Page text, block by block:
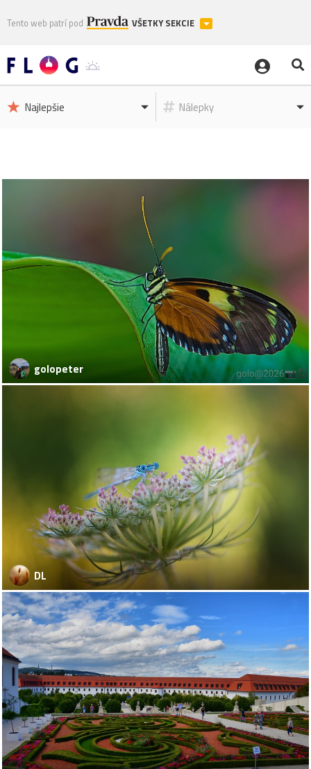
Tento web patrí pod VŠETKY SEKCIE
Najlepšie Nálepky
golopeter
DL